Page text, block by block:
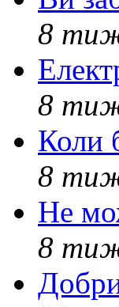
8
8
Коли
8
Не
8